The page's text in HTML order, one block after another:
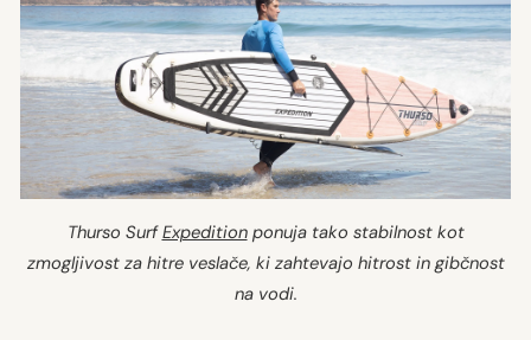
Thurso SurfExpeditionponuja tako stabilnost kot
zmogljivost za hitre veslače, ki zahtevajo hitrost in gibčnost
na vodi.